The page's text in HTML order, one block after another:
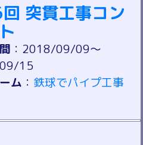
突貫工事コン
：2018/09/09～
15
ム ： 鉄球でパイプ工事